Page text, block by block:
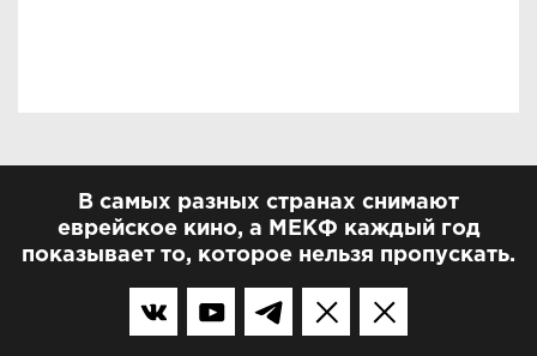
В самых разных странах снимают
еврейское кино, а МЕКФ каждый год
показывает то, которое нельзя пропускать.